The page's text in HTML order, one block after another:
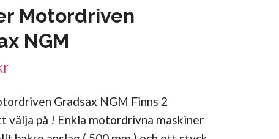
Motordriven
NGM
Gradsax NGM Finns 2
välja på ! Enkla motordrivna maskiner